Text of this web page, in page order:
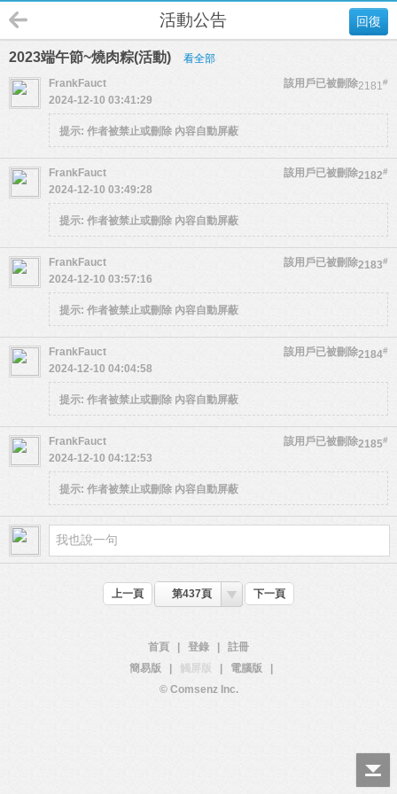
回復
活動公告
2023端午節~燒肉粽(活動) 看全部
2181#
FrankFauct
該用戶已被刪除
2024-12-10 03:41:29
提示: 作者被禁止或刪除 內容自動屏蔽
2182#
FrankFauct
該用戶已被刪除
2024-12-10 03:49:28
提示: 作者被禁止或刪除 內容自動屏蔽
2183#
FrankFauct
該用戶已被刪除
2024-12-10 03:57:16
提示: 作者被禁止或刪除 內容自動屏蔽
2184#
FrankFauct
該用戶已被刪除
2024-12-10 04:04:58
提示: 作者被禁止或刪除 內容自動屏蔽
2185#
FrankFauct
該用戶已被刪除
2024-12-10 04:12:53
提示: 作者被禁止或刪除 內容自動屏蔽
上一頁 第437頁 下一頁
首頁 登錄
註冊
簡易版
觸屏版 電腦版
© Comsenz Inc.